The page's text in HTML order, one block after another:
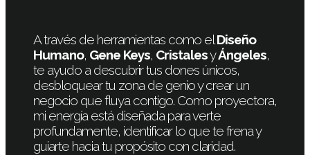
A través de herramientas como elDiseño
Humano, Gene Keys, CristalesyÁngeles,
te ayudo a descubrir tus dones únicos,
desbloquear tu zona de genio y crear un
negocio que fluya contigo. Como proyectora,
mi energía está diseñada para verte
profundamente, identificar lo que te frena y
guiarte hacia tu propósito con claridad.